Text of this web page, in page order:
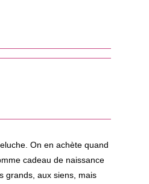
On en achète quand
cadeau de naissance
grands, aux siens, mais